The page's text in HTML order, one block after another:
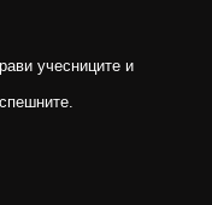
учесниците и